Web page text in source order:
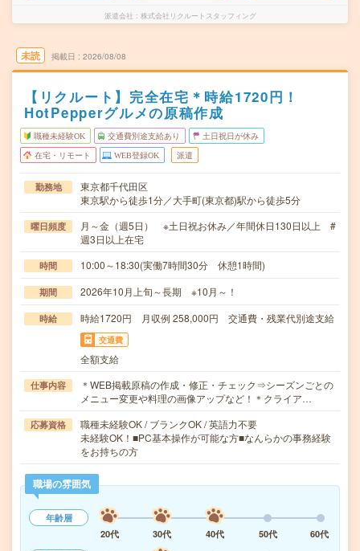
派遣会社 株式会社リクルートスタッフィング
未読 掲載日 2026/08/08
【リクルート】完全在宅＊時給1720円！
HotPepperグルメの原稿作成
職種未経験OK 交通費別途支給あり 土日祝日が休み
在宅・リモート WEB登録OK 派遣
勤務地
東京都千代田区
東京駅から徒歩1分／大手町(東京都)駅から徒歩5分
曜日頻度
月～金（週5日） ※土日祝お休み／年間休日130日以上 #
週3日以上在宅
時間 10:00～18:30(実働7時間30分 休憩1時間)
期間 2026年10月上旬～長期 ※10月～！
時給 時給1720円 月収例 258,000円 交通費・残業代別途支給
交通費
全額支給
仕事内容
＊WEB掲載原稿の作成・修正・チェック⇒シーズンごとの
メニュー変更や料理の画像アップなど！＊クライア…
応募資格
職種未経験OK / ブランクOK / 英語力不要
未経験OK！■PC基本操作が可能な方■なんらかの事務経験
をお持ちの方
職場の雰囲気
年齢層
20代
30代 40代 50代
60代